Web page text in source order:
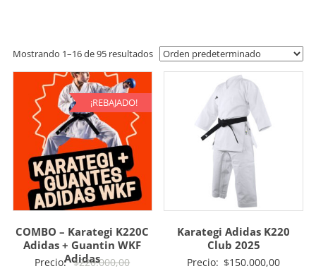
Mostrando 1–16 de 95 resultados
¡REBAJADO!
COMBO – Karategi K220C
Adidas + Guantin WKF
Adidas
Precio: $220.000,00El
Karategi Adidas K220
Club 2025
Precio: $150.000,00